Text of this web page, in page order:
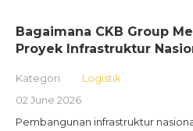
Bagaimana CKB Group
Proyek Infrastruktur
Kategori
Logistik
02 June 2026
Pembangunan infrastruktur